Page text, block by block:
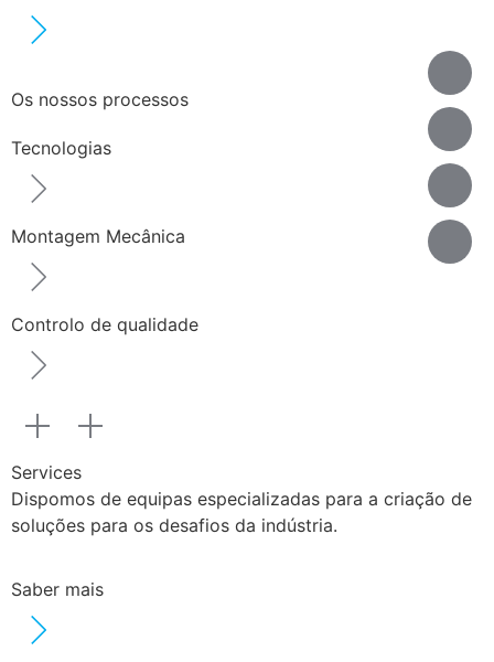
Os nossos processos
Tecnologias
Montagem Mecânica
Controlo de qualidade
Services
Dispomos de equipas especializadas para a criação de
soluções para os desafios da indústria.
Saber mais